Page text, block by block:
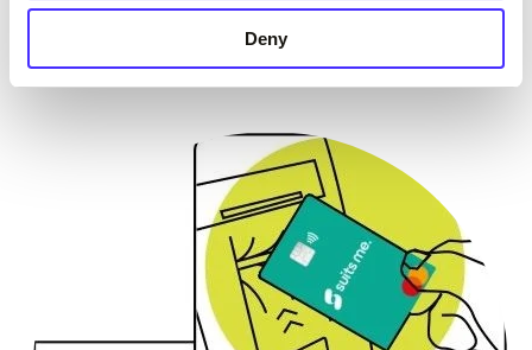
Deny
Примечание: некоторые банкоматы забирают
всю карту, а другие — только ее часть.